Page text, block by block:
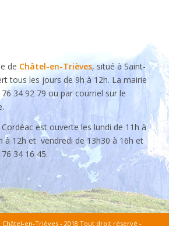
de Châtel-en-Trièves, situé à Saint-
tous les jours de 9h à 12h. La mairie
34 92 79 ou par courriel sur le
est ouverte les lundi de 11h à
à 12h et vendredi de 13h30 à 16h et
34 16 45.
en-Trièves - 2018 Tout droit réservé -